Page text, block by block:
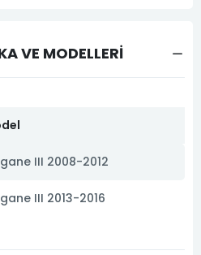
VE MODELLERİ
III 2008-2012
III 2013-2016